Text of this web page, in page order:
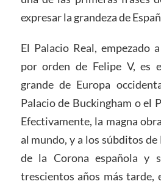
expresar la grandeza de
El Palacio Real, empezado
por orden de Felipe V, es
grande de Europa
Palacio de Buckingham o el
Efectivamente, la magna
al mundo, y a los súbditos de
de la Corona española y
trescientos años más tarde,